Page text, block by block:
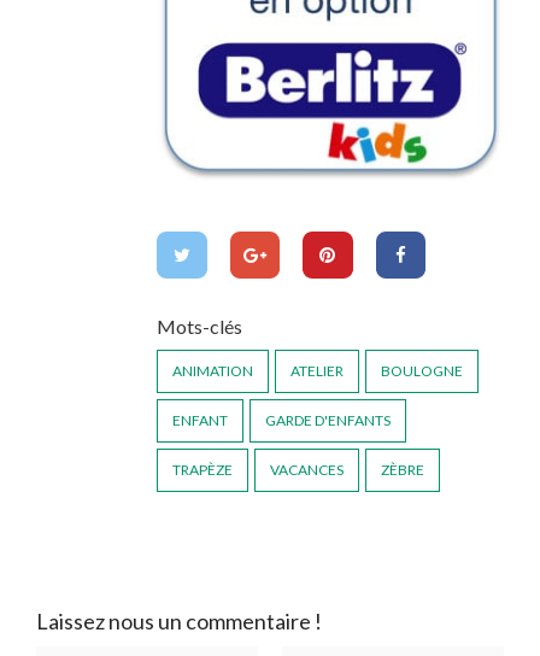
Mots-clés
ANIMATION ATELIER BOULOGNE
ENFANT GARDE D'ENFANTS
TRAPÈZE VACANCES ZÈBRE
Laissez nous un commentaire !